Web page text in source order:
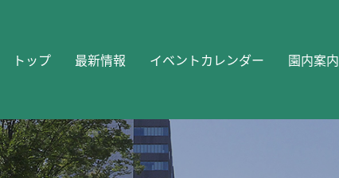
トップ 最新情報 イベントカレンダー 園内案内